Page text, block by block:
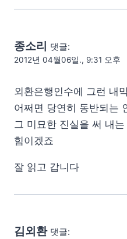
종소리 댓글:
2012년 04월06일., 9:31 오후
외환은행인수에 그런 내
어쩌면 당연히 동반되는
그 미묘한 진실을 써 내
힘이겠죠
잘 읽고 갑니다
김외환 댓글: